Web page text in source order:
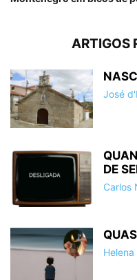
ARTIGOS
José
DE
Carlos